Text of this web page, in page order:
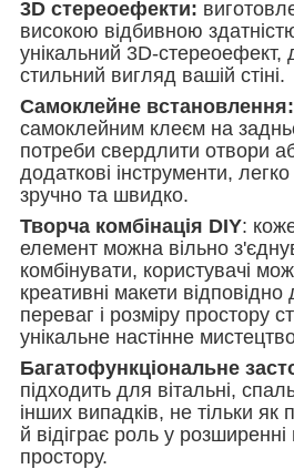
3D стереоефекти:
високою відбивною
унікальний 3D-стереоефект,
стильний вигляд вашій стіні.
Самоклейне встановлення:
самоклейним клеєм на
потреби свердлити отвори
додаткові інструменти,
зручно та швидко.
Творча комбінація DIY:
елемент можна вільно
комбінувати, користувачі
креативні макети
переваг і розміру простору
унікальне настінне
Багатофункціональне
підходить для вітальні,
інших випадків, не тільки як
й відіграє роль у
простору.